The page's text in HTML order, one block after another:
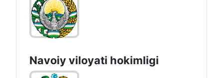
Navoiy vilоyati hоkimligi